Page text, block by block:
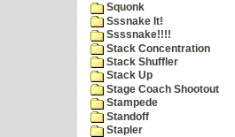
Squonk
Sssnake It!
Ssssnake!!!!
Stack Concentration
Stack Shuffler
Stack Up
Stage Coach Shootout
Stampede
Standoff
Stapler